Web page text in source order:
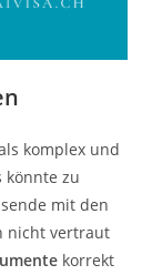
komplex und
könnte zu
mit den
nicht vertraut
korrekt